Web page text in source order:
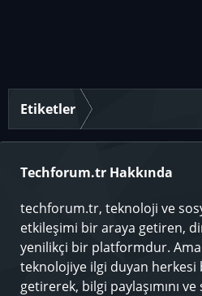
Etiketler
Techforum.tr Hakkında
techforum.tr, teknoloji ve
etkileşimi bir araya getiren,
yenilikçi bir platformdur.
teknolojiye ilgi duyan herkesi
getirerek, bilgi paylaşımını ve